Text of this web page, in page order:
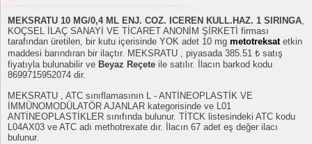
MEKSRATU 10 MG/0,4 ML ENJ. COZ. ICEREN KULL.HAZ. 1 SIRINGA,
KOÇSEL İLAÇ SANAYİ VE TİCARET ANONİM ŞİRKETİ firması
tarafından üretilen, bir kutu içerisinde YOK adet 10 mg metotreksatetkin
maddesi barındıran bir ilaçtır. MEKSRATU , piyasada 385.51 ₺ satış
fiyatıyla bulunabilir ve Beyaz Reçete ile satılır. İlacın barkod kodu
8699715952074 dir.
MEKSRATU , ATC sınıflamasının L - ANTİNEOPLASTİK VE
İMMÜNOMODÜLATÖR AJANLAR kategorisinde ve L01
ANTİNEOPLASTİKLER sınıfında bulunur. TİTCK listesindeki ATC kodu
L04AX03 ve ATC adı methotrexate dır. İlacın 67 adet eş değer ilacı
bulunur.